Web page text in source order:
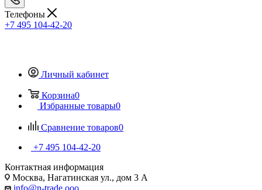
Телефоны
+7 495 104-42-20
Личный кабинет
Корзина0
Избранные товары0
Сравнение товаров0
+7 495 104-42-20
Контактная информация
Москва, Нагатинская ул., дом 3 А
info@n-trade.ooo